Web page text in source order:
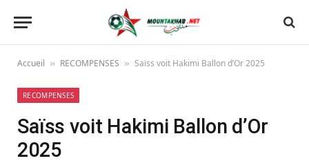
Accueil » RECOMPENSES » Saïss voit Hakimi Ballon d’Or 2025
RECOMPENSES
Saïss voit Hakimi Ballon d’Or
2025